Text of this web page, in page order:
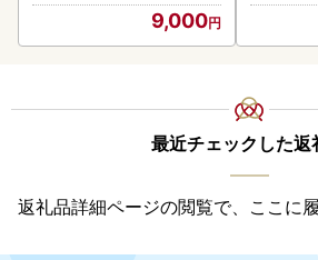
9,000
最近チェックした返
返礼品詳細ページの閲覧で、ここに